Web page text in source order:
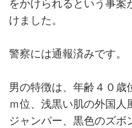
をかけられるという事案
けました。
警察には通報済みです。
男の特徴は、年齢４０歳
ｍ位、浅黒い肌の外国人
ジャンパー、黒色のズボ